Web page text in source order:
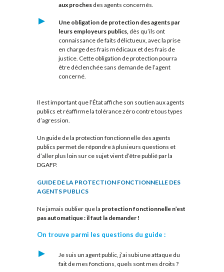
aux proches des agents concernés.
Une obligation de protection des agents par
leurs employeurs publics,dès qu’ils ont
connaissance de faits délictueux, avec la prise
en charge des frais médicaux et des frais de
justice. Cette obligation de protection pourra
être déclenchée sans demande de l’agent
concerné.
Il est important que l’État affiche son soutien aux agents
publics et réaffirme la tolérance zéro contre tous types
d’agression.
Un guide de la protection fonctionnelle des agents
publics permet de répondre à plusieurs questions et
d’aller plus loin sur ce sujet vient d’être publié par la
DGAFP.
GUIDE DE LA PROTECTION FONCTIONNELLE DES
AGENTS PUBLICS
Ne jamais oublier que la protection fonctionnelle n’est
pas automatique : il faut la demander !
On trouve parmi les questions du guide :
Je suis un agent public, j’ai subi une attaque du
fait de mes fonctions, quels sont mes droits ?